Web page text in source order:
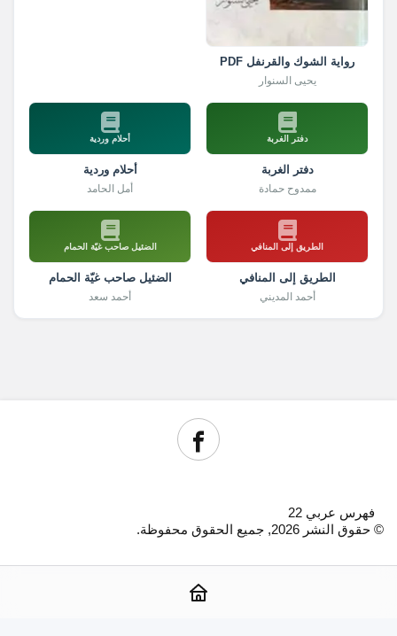
رواية الشوك والقرنفل PDF
يحيى السنوار
دفتر الغربة
دفتر الغربة
ممدوح حمادة
أحلام وردية
أحلام وردية
أمل الحامد
الطريق إلى المنافي
الطريق إلى المنافي
أحمد المديني
الضئيل صاحب غيّة الحمام
الضئيل صاحب غيّة الحمام
أحمد سعد
فهرس عربي 22
© حقوق النشر 2026, جميع الحقوق محفوظة.